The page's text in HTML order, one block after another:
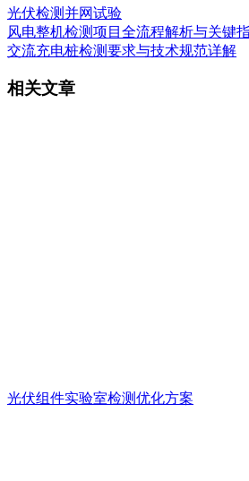
光伏检测并网试验
风电整机检测项目全流程解析与关键
交流充电桩检测要求与技术规范详解
相关文章
光伏组件实验室检测优化方案